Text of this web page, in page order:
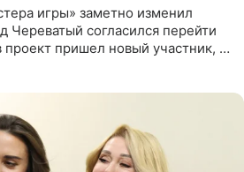
игры» заметно изменил
Череватый согласился перейти
пришел новый участник, а